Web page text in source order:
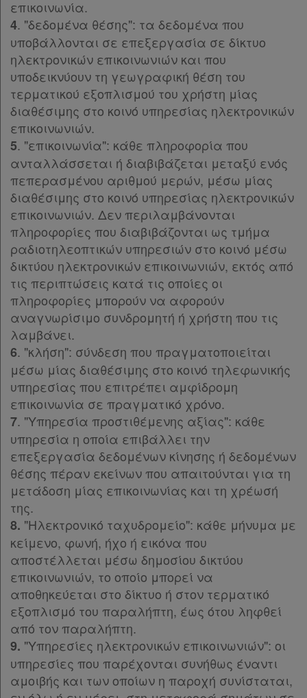
συνδρομητές
Ενεργοί
συνδρομητές
Τα
αγαπημένα
μου
Οι
σημειώσεις
μου
Ψάχνω
και
δε
βρίσκω
Παρ.3
Παρ.4
Άρθρο 25
Άρθρο 26
Άρθρο 27
Άρθρο 28
Άρθρο 29
Άρθρο 30
Άρθρο 31
Υπογραφές
επικοινωνία.
4. "δεδομένα θέσης": τα δεδομένα που
υποβάλλονται σε επεξεργασία σε δίκτυο
ηλεκτρονικών επικοινωνιών και που
υποδεικνύουν τη γεωγραφική θέση του
τερματικού εξοπλισμού του χρήστη μίας
διαθέσιμης στο κοινό υπηρεσίας ηλεκτρονικών
επικοινωνιών.
5. "επικοινωνία": κάθε πληροφορία που
ανταλλάσσεται ή διαβιβάζεται μεταξύ ενός
πεπερασμένου αριθμού μερών, μέσω μίας
διαθέσιμης στο κοινό υπηρεσίας ηλεκτρονικών
επικοινωνιών. Δεν περιλαμβάνονται
πληροφορίες που διαβιβάζονται ως τμήμα
ραδιοτηλεοπτικών υπηρεσιών στο κοινό μέσω
δικτύου ηλεκτρονικών επικοινωνιών, εκτός από
τις περιπτώσεις κατά τις οποίες οι
πληροφορίες μπορούν να αφορούν
αναγνωρίσιμο συνδρομητή ή χρήστη που τις
λαμβάνει.
6. "κλήση": σύνδεση που πραγματοποιείται
μέσω μίας διαθέσιμης στο κοινό τηλεφωνικής
υπηρεσίας που επιτρέπει αμφίδρομη
επικοινωνία σε πραγματικό χρόνο.
7. "Υπηρεσία προστιθέμενης αξίας": κάθε
υπηρεσία η οποία επιβάλλει την
επεξεργασία δεδομένων κίνησης ή δεδομένων
θέσης πέραν εκείνων που απαιτούνται για τη
μετάδοση μίας επικοινωνίας και τη χρέωσή
της.
8. "Ηλεκτρονικό ταχυδρομείο": κάθε μήνυμα με
κείμενο, φωνή, ήχο ή εικόνα που
αποστέλλεται μέσω δημοσίου δικτύου
επικοινωνιών, το οποίο μπορεί να
αποθηκεύεται στο δίκτυο ή στον τερματικό
εξοπλισμό του παραλήπτη, έως ότου ληφθεί
από τον παραλήπτη.
9. "Υπηρεσίες ηλεκτρονικών επικοινωνιών": οι
υπηρεσίες που παρέχονται συνήθως έναντι
αμοιβής και των οποίων η παροχή συνίσταται,